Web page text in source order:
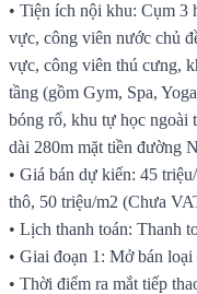
• Tiện ích nội khu: Cụm 3
vực, công viên nước chủ
vực, công viên thú cưng,
tầng (gồm Gym, Spa,
bóng rổ, khu tự học ngoài
dài 280m mặt tiền đường
• Giá bán dự kiến: 45
thô, 50 triệu/m2 (Chưa
• Lịch thanh toán: Thanh
• Giai đoạn 1: Mở bán
• Thời điểm ra mắt tiếp